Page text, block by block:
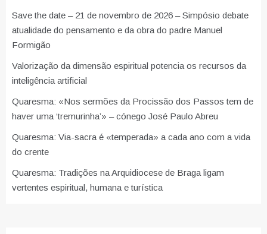
Save the date – 21 de novembro de 2026 – Simpósio debate
atualidade do pensamento e da obra do padre Manuel
Formigão
Valorização da dimensão espiritual potencia os recursos da
inteligência artificial
Quaresma: «Nos sermões da Procissão dos Passos tem de
haver uma ‘tremurinha’» – cónego José Paulo Abreu
Quaresma: Via-sacra é «temperada» a cada ano com a vida
do crente
Quaresma: Tradições na Arquidiocese de Braga ligam
vertentes espiritual, humana e turística